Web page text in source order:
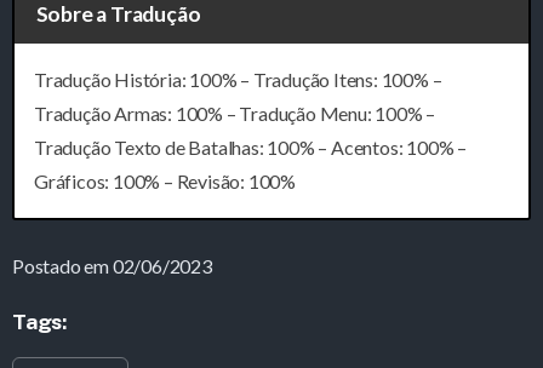
Sobre a Tradução
Tradução História: 100% – Tradução Itens: 100% –
Tradução Armas: 100% – Tradução Menu: 100% –
Tradução Texto de Batalhas: 100% – Acentos: 100% –
Gráficos: 100% – Revisão: 100%
Postado em 02/06/2023
Tags: